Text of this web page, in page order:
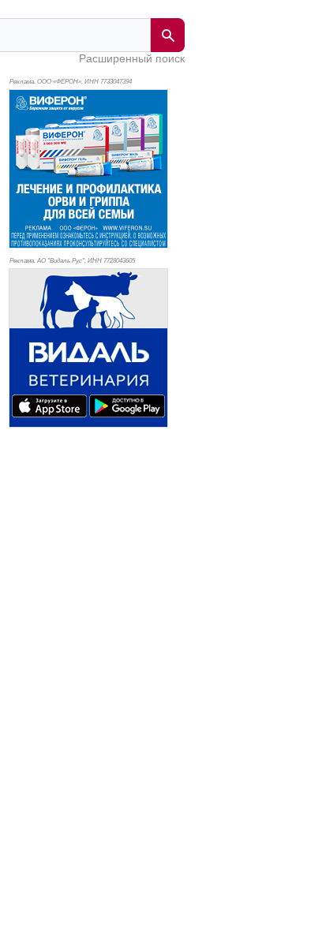
Расширенный поиск
Реклама. ООО «ФЕРОН», ИНН 7733047394
Реклама. АО "Видаль Рус", ИНН 7728043605